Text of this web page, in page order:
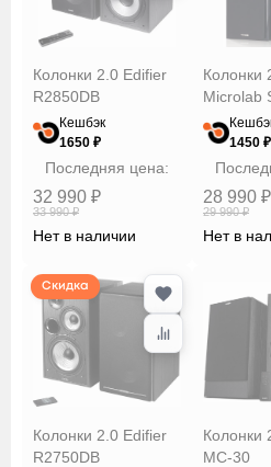
Колонки 2.0 Edifier
R2850DB
Кешбэк
1650 ₽
Последняя цена:
32 990 ₽
33 990 ₽
Нет в наличии
Колонки
Microlab
1450 ₽
28 990 ₽
29 990 ₽
Нет в
Скидка
Колонки 2.0 Edifier
R2750DB
Колонки
MC-30